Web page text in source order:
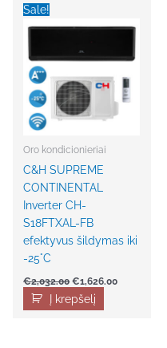
Sale!
Oro kondicionieriai
C&H SUPREME
CONTINENTAL
Inverter CH-
S18FTXAL-FB
efektyvus šildymas iki
-25°C
€2,032.00 €1,626.00
€1,626.00.
Į krepšelį